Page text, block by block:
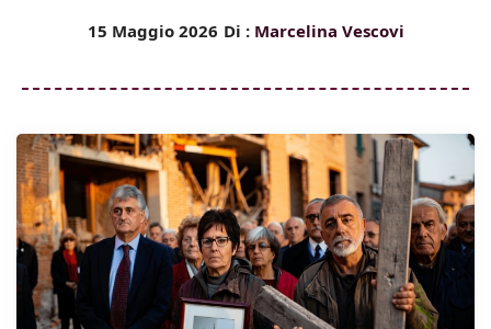
15 Maggio 2026 Di : Marcelina Vescovi